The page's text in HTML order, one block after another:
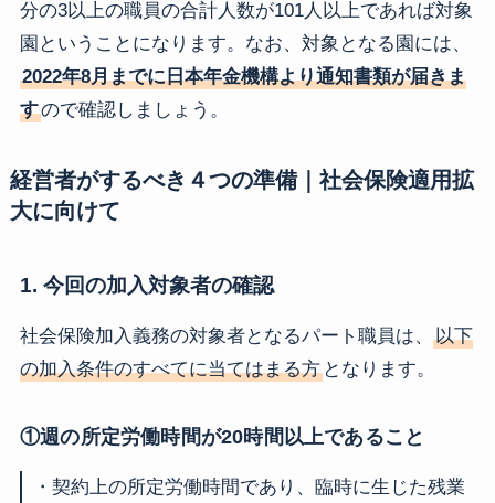
分の3以上の職員の合計人数が101人以上であれば対象
園ということになります。なお、対象となる園には、
2022年8月までに日本年金機構より通知書類が届きま
すので確認しましょう。
経営者がするべき４つの準備｜社会保険適用拡
大に向けて
1. 今回の加入対象者の確認
社会保険加入義務の対象者となるパート職員は、
以下
の加入条件のすべてに当てはまる方となります。
①週の所定労働時間が20時間以上であること
・契約上の所定労働時間であり、臨時に生じた残業